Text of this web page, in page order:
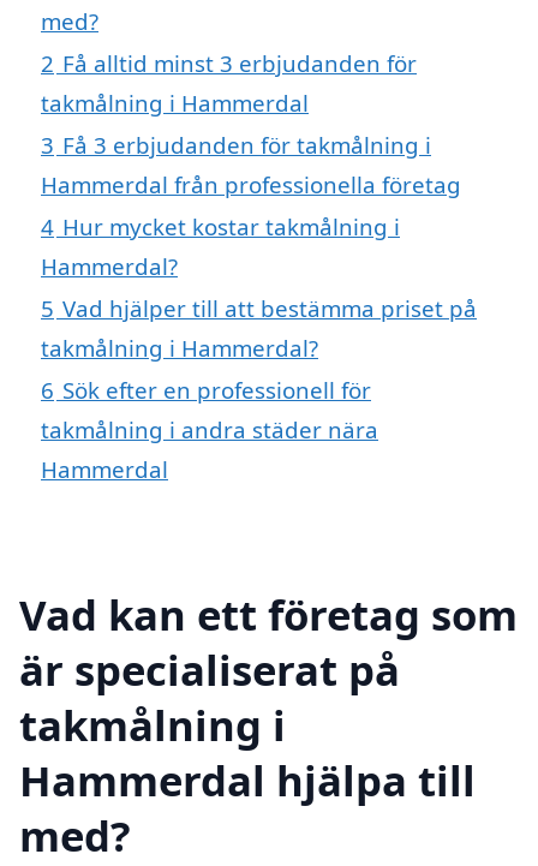
med?
2 Få alltid minst 3 erbjudanden för
takmålning i Hammerdal
3 Få 3 erbjudanden för takmålning i
Hammerdal från professionella företag
4 Hur mycket kostar takmålning i
Hammerdal?
5 Vad hjälper till att bestämma priset på
takmålning i Hammerdal?
6 Sök efter en professionell för
takmålning i andra städer nära
Hammerdal
Vad kan ett företag som
är specialiserat på
takmålning i
Hammerdal hjälpa till
med?